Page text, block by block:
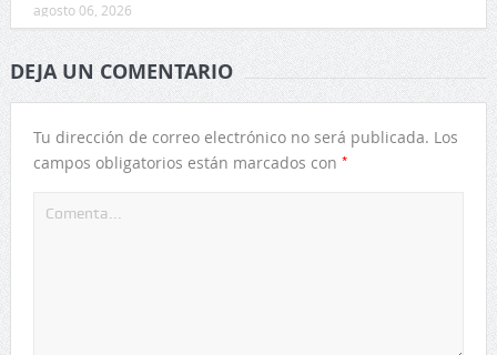
agosto 06, 2026
DEJA UN COMENTARIO
Tu dirección de correo electrónico no será publicada. Los
campos obligatorios están marcados con *